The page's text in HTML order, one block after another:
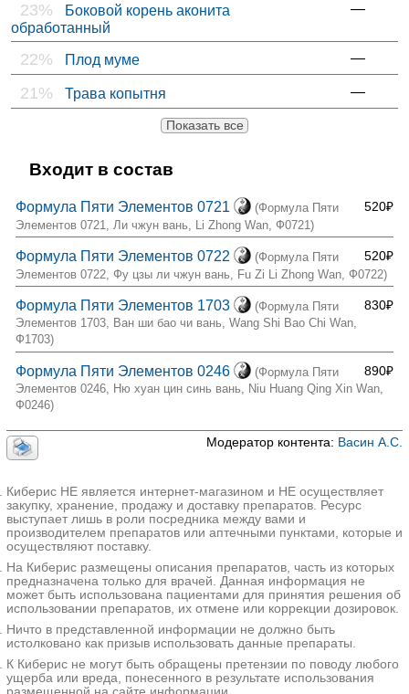
23% —
Боковой корень аконита
обработанный
22% —
Плод муме
21% —
Трава копытня
Показать все
Входит в состав
520₽
Формула Пяти Элементов 0721
(Формула Пяти
Элементов 0721, Ли чжун вань, Li Zhong Wan, Ф0721)
520₽
Формула Пяти Элементов 0722
(Формула Пяти
Элементов 0722, Фу цзы ли чжун вань, Fu Zi Li Zhong Wan, Ф0722)
830₽
Формула Пяти Элементов 1703
(Формула Пяти
Элементов 1703, Ван ши бао чи вань, Wang Shi Bao Chi Wan,
Ф1703)
890₽
Формула Пяти Элементов 0246
(Формула Пяти
Элементов 0246, Ню хуан цин синь вань, Niu Huang Qing Xin Wan,
Ф0246)
Модератор контента: Васин А.С.
Киберис НЕ является интернет-магазином и НЕ осуществляет
закупку, хранение, продажу и доставку препаратов. Ресурс
выступает лишь в роли посредника между вами и
производителем препаратов или аптечными пунктами, которые и
осуществляют поставку.
На Киберис размещены описания препаратов, часть из которых
предназначена только для врачей. Данная информация не
может быть использована пациентами для принятия решения об
использовании препаратов, их отмене или коррекции дозировок.
Ничто в представленной информации не должно быть
истолковано как призыв использовать данные препараты.
К Киберис не могут быть обращены претензии по поводу любого
ущерба или вреда, понесенного в результате использования